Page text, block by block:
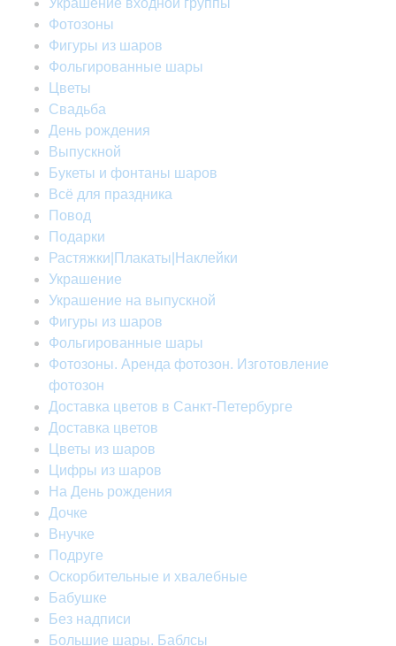
Украшение входной группы
Фотозоны
Фигуры из шаров
Фольгированные шары
Цветы
Свадьба
День рождения
Выпускной
Букеты и фонтаны шаров
Всё для праздника
Повод
Подарки
Растяжки|Плакаты|Наклейки
Украшение
Украшение на выпускной
Фигуры из шаров
Фольгированные шары
Фотозоны. Аренда фотозон. Изготовление
фотозон
Доставка цветов в Санкт-Петербурге
Доставка цветов
Цветы из шаров
Цифры из шаров
На День рождения
Дочке
Внучке
Подруге
Оскорбительные и хвалебные
Бабушке
Без надписи
Большие шары. Баблсы